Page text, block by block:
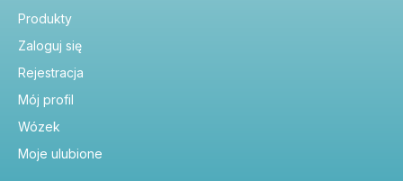
Produkty
Zaloguj się
Rejestracja
Mój profil
Wózek
Moje ulubione